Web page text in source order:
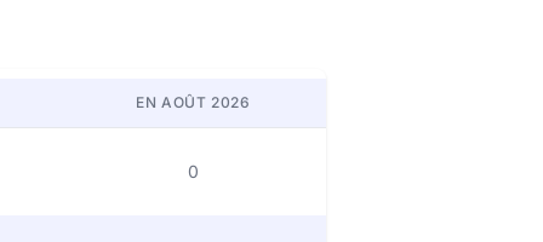
EN AOÛT 2026
0